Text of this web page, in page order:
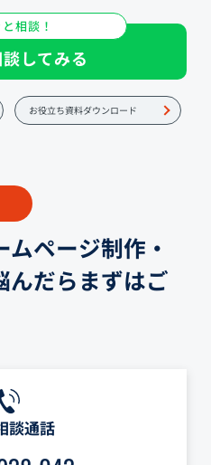
相談！
してみる
お役立ち資料ダウンロード
ページ制作・
んだらまずはご
談通話